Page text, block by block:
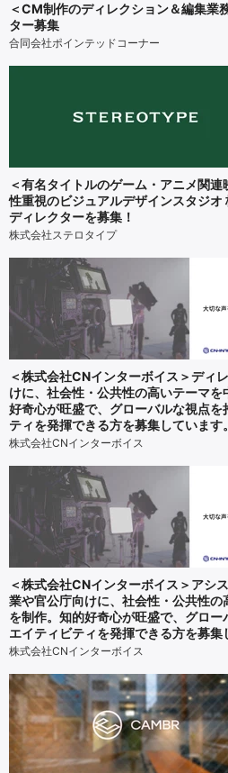
＜CM制作のディレクション＆編集業
ター募集
合同会社ポインテッドコーナー
＜有名タイトルのゲーム・アニメ関
性重視のビジュアルデザインスタジオ
ディレクターを募集！
株式会社ステロタイプ
＜株式会社CNインターボイス＞ディ
けに、社会性・公共性の高いテーマ
好奇心が旺盛で、グローバルな視点
ティを発揮できる方を募集しています。
株式会社CNインターボイス
＜株式会社CNインターボイス＞アシ
業や官公庁向けに、社会性・公共性
を制作。知的好奇心が旺盛で、グロー
エイティビティを発揮できる方を募集
株式会社CNインターボイス